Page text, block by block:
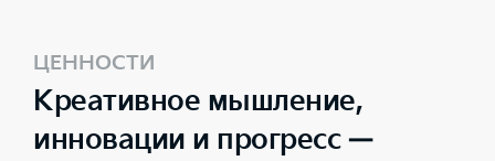
ЦЕННОСТИ
Креативное мышление,
инновации и прогресс —